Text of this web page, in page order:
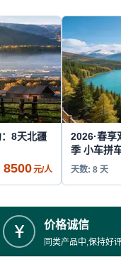
8天北疆
8500元/人
2026·春享
季 小车拼
天数: 8 天
价格诚信
同类产品中,保持好